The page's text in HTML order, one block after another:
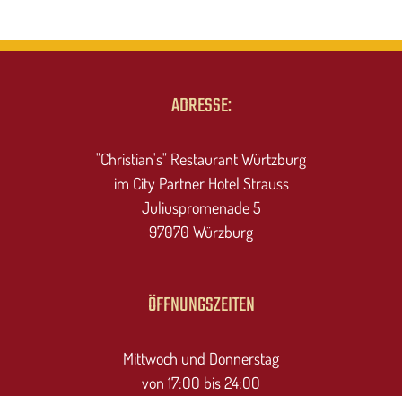
ADRESSE:
"Christian's" Restaurant Würtzburg
im City Partner Hotel Strauss
Juliuspromenade 5
97070 Würzburg
ÖFFNUNGSZEITEN
Mittwoch und Donnerstag
von 17:00 bis 24:00